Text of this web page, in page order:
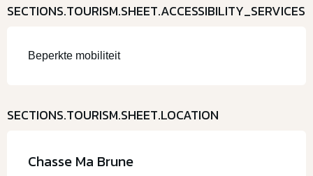
SECTIONS.TOURISM.SHEET.ACCESSIBILITY_SERVICES
Beperkte mobiliteit
SECTIONS.TOURISM.SHEET.LOCATION
Chasse Ma Brune